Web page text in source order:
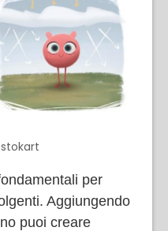
per
Aggiungendo
puoi creare